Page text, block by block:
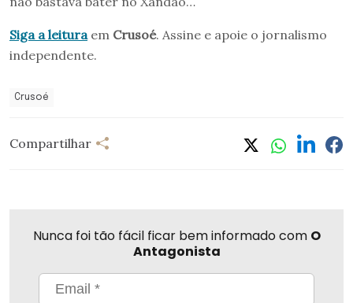
Siga a leituraem Crusoé. Assine e apoie o jornalismo
independente.
Crusoé
Compartilhar
Nunca foi tão fácil ficar bem informado com O
Antagonista